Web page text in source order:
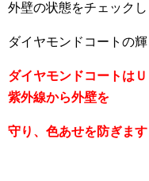
外壁の状態をチェックし
ダイヤモンドコートの
ダイヤモンドコートは
紫外線から外壁を
守り、色あせを防ぎます